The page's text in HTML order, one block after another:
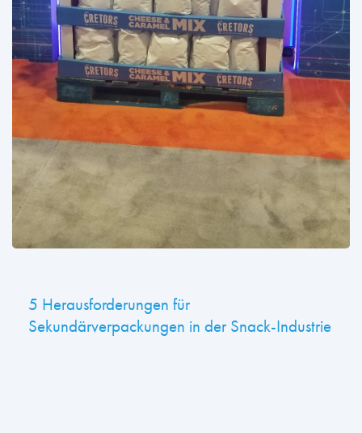
5 Herausforderungen für
Sekundärverpackungen in der Snack-Industrie